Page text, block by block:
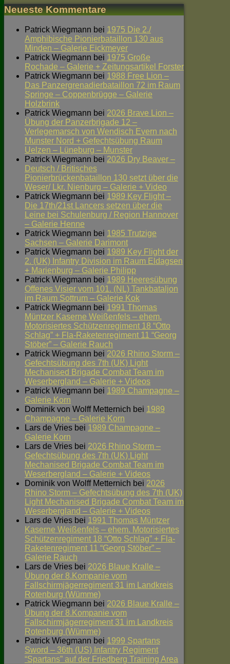
Neueste Kommentare
Patrick Wiegmann bei 1975 Die 2./
Amphibische Pionierbataillon 130 aus
Minden – Galerie Eickmeyer
Patrick Wiegmann bei 1975 Große
Rochade – Galerie + Zeitungsartikel Forster
Patrick Wiegmann bei 1988 Free Lion –
Das Panzergrenadierbataillon 72 im Raum
Springe – Coppenbrügge – Galerie
Holzbrink
Patrick Wiegmann bei 2026 Brave Lion –
Übung der Panzerbrigade 12 –
Verlegemarsch von Wendisch Evern nach
Munster Nord + Gefechtsübung Raum
Uelzen – Lüneburg – Munster
Patrick Wiegmann bei 2026 Dry Beaver –
Deutsch / Britisches
Pionierbrückenbataillon 130 setzt über die
Weser/ Lkr. Nienburg – Galerie + Video
Patrick Wiegmann bei 1989 Key Flight –
Die 17th/21st Lancers setzen über die
Leine bei Schulenburg / Region Hannover
– Galerie Henne
Patrick Wiegmann bei 1985 Trutzige
Sachsen – Galerie Darimont
Patrick Wiegmann bei 1989 Key Flight der
2. (UK) Infantry Division im Raum Eldagsen
+ Marienburg – Galerie Philipp
Patrick Wiegmann bei 1989 Heeresübung
Offenes Visier vom 101. (NL) Tankbataljon
im Raum Sottrum – Galerie Kok
Patrick Wiegmann bei 1991 Thomas
Müntzer Kaserne Weißenfels – ehem.
Motorisiertes Schützenregiment 18 “Otto
Schlag” + Fla-Raketenregiment 11 “Georg
Stöber” – Galerie Rauch
Patrick Wiegmann bei 2026 Rhino Storm –
Gefechtsübung des 7th (UK) Light
Mechanised Brigade Combat Team im
Weserbergland – Galerie + Videos
Patrick Wiegmann bei 1989 Champagne –
Galerie Korn
Dominik von Wolff Metternich bei 1989
Champagne – Galerie Korn
Lars de Vries bei 1989 Champagne –
Galerie Korn
Lars de Vries bei 2026 Rhino Storm –
Gefechtsübung des 7th (UK) Light
Mechanised Brigade Combat Team im
Weserbergland – Galerie + Videos
Dominik von Wolff Metternich bei 2026
Rhino Storm – Gefechtsübung des 7th (UK)
Light Mechanised Brigade Combat Team im
Weserbergland – Galerie + Videos
Lars de Vries bei 1991 Thomas Müntzer
Kaserne Weißenfels – ehem. Motorisiertes
Schützenregiment 18 “Otto Schlag” + Fla-
Raketenregiment 11 “Georg Stöber” –
Galerie Rauch
Lars de Vries bei 2026 Blaue Kralle –
Übung der 8.Kompanie vom
Fallschirmjägerregiment 31 im Landkreis
Rotenburg (Wümme)
Patrick Wiegmann bei 2026 Blaue Kralle –
Übung der 8.Kompanie vom
Fallschirmjägerregiment 31 im Landkreis
Rotenburg (Wümme)
Patrick Wiegmann bei 1999 Spartans
Sword – 36th (US) Infantry Regiment
“Spartans” auf der Friedberg Training Area